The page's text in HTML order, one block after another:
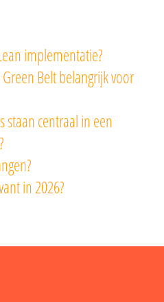
implementatie?
Belt belangrijk voor
staan centraal in een
in 2026?